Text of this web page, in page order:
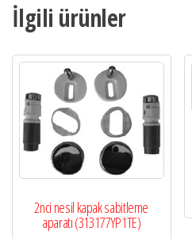
İlgili ürünler
2nci nesil kapak sabitleme
aparatı (313177YP1TE)